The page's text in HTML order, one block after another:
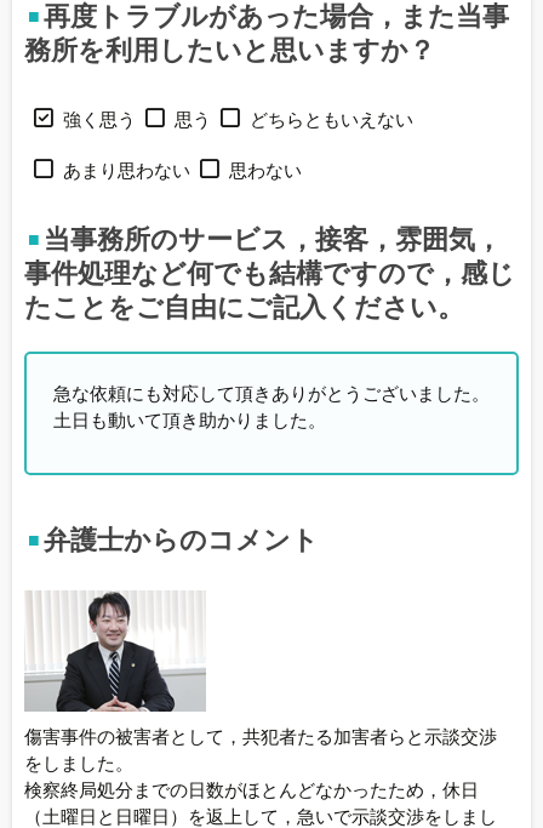
再度トラブルがあった場合，また当事
務所を利用したいと思いますか？
強く思う 思う どちらともいえない
あまり思わない 思わない
当事務所のサービス，接客，雰囲気，
事件処理など何でも結構ですので，感じ
たことをご自由にご記入ください。
急な依頼にも対応して頂きありがとうございました。
土日も動いて頂き助かりました。
弁護士からのコメント
傷害事件の被害者として，共犯者たる加害者らと示談交渉
をしました。
検察終局処分までの日数がほとんどなかったため，休日
（土曜日と日曜日）を返上して，急いで示談交渉をしまし